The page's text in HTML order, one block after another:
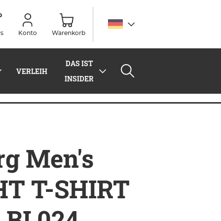
Konto Warenkorb
VERLEIH
DAS IST
INSIDER
Men's
T-SHIRT